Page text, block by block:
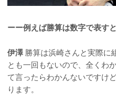
ーー例えば勝算は数字で表す
伊澤勝算は浜崎さんと実際に
とも一回もないので、全くわ
て言ったらわかんないですけ
ります。